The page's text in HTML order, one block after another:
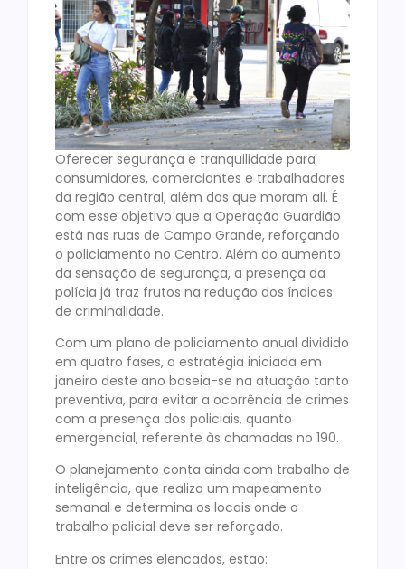
Oferecer segurança e tranquilidade para
consumidores, comerciantes e trabalhadores
da região central, além dos que moram ali. É
com esse objetivo que a Operação Guardião
está nas ruas de Campo Grande, reforçando
o policiamento no Centro. Além do aumento
da sensação de segurança, a presença da
polícia já traz frutos na redução dos índices
de criminalidade.
Com um plano de policiamento anual dividido
em quatro fases, a estratégia iniciada em
janeiro deste ano baseia-se na atuação tanto
preventiva, para evitar a ocorrência de crimes
com a presença dos policiais, quanto
emergencial, referente às chamadas no 190.
O planejamento conta ainda com trabalho de
inteligência, que realiza um mapeamento
semanal e determina os locais onde o
trabalho policial deve ser reforçado.
Entre os crimes elencados, estão: